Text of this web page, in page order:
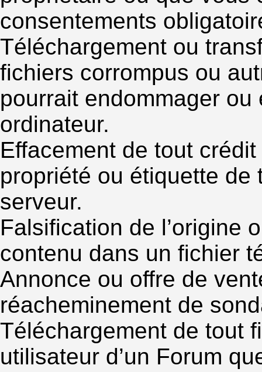
consentements
Téléchargement ou
fichiers corrompus ou
pourrait endommager ou
ordinateur.
Effacement de tout
propriété ou étiquette
serveur.
Falsification de l’origine
contenu dans un fichier
Annonce ou offre de
réacheminement de
Téléchargement de tout
utilisateur d’un Forum